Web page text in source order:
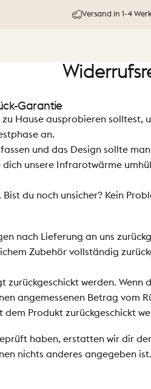
Versand in 1-4
Garantie
Hause ausprobieren
an.
und das Design sollte
unsere Infrarotwärme
du noch unsicher? Kein
nach Lieferung an uns
Zubehör vollständig
zurückgeschickt werden. Wenn
angemessenen Betrag vom
Produkt zurückgeschickt
haben, erstatten wir dir
nichts anderes angegeben ist.